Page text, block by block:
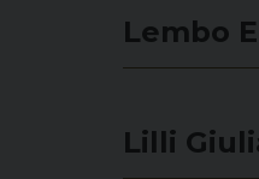
Lembo
Lilli